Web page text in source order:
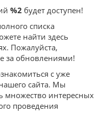
%2 будет доступен!
списка
найти здесь
Пожалуйста,
за обновлениями!
с уже
сайта. Мы
множество интересных
проведения